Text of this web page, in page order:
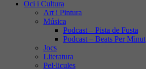
Oci i Cultura
Art i Pintura
Música
Podcast – Pista de Fusta
Podcast – Beats Per Minut
Jocs
Literatura
Pel·licules